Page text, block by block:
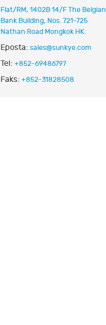
Flat/RM, 1402B 14/F The Belgian
Bank Building, Nos. 721-725
Nathan Road Mongkok HK.
Eposta: sales@sunkye.com
Tel: +852-69486797
Faks: +852-31828508